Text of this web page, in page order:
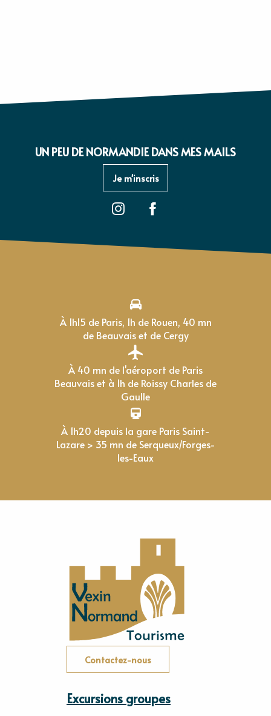
UN PEU DE NORMANDIE DANS MES MAILS
Je m'inscris
À 1h15 de Paris, 1h de Rouen, 40 mn
de Beauvais et de Cergy
À 40 mn de l'aéroport de Paris
Beauvais et à 1h de Roissy Charles de
Gaulle
À 1h20 depuis la gare Paris Saint-
Lazare > 35 mn de Serqueux/Forges-
les-Eaux
Contactez-nous
Excursions groupes